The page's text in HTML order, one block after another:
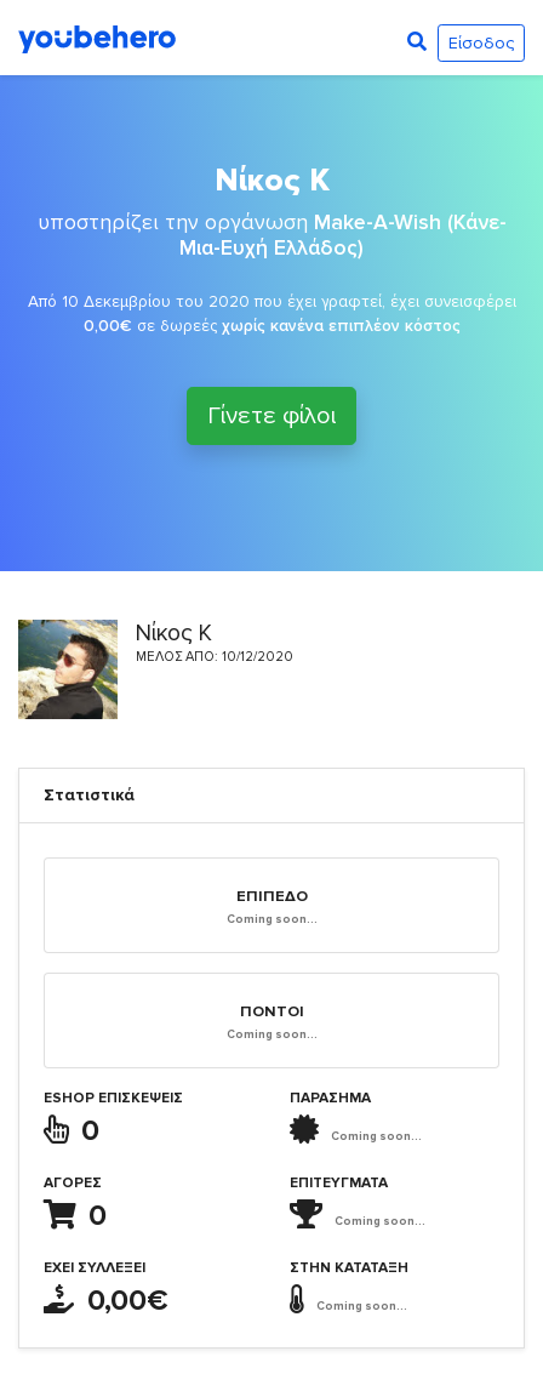
Είσοδος
Νίκος Κ
υποστηρίζει την οργάνωση Make-A-Wish (Κάνε-
Μια-Ευχή Ελλάδος)
Από 10 Δεκεμβρίου του 2020 που έχει γραφτεί, έχει συνεισφέρει
0,00€ σε δωρεές χωρίς κανένα επιπλέον κόστος
Γίνετε φίλοι
Νίκος Κ
ΜΈΛΟΣ ΑΠΌ: 10/12/2020
Στατιστικά
ΕΠΊΠΕΔΟ
Coming soon...
ΠΌΝΤΟΙ
Coming soon...
ESHOP ΕΠΙΣΚΈΨΕΙΣ
0
ΑΓΟΡΈΣ
0
ΈΧΕΙ ΣΥΛΛΈΞΕΙ
0,00€
ΠΑΡΑΣΗΜΑ
Coming soon...
ΕΠΙΤΕΎΓΜΑΤΑ
Coming soon...
ΣΤΗΝ ΚΑΤΆΤΑΞΗ
Coming soon...